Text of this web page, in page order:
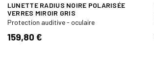
LUNETTE RADIUS NOIRE POLARISÉE
VERRES MIROIR GRIS
Protection auditive - oculaire
159,80 €